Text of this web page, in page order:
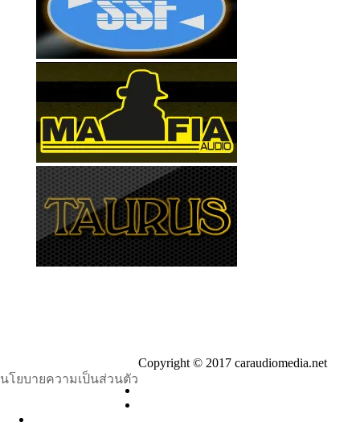
นโยบายความเป็นส่วนตัว
Copyright © 2017 caraudiomedia.net